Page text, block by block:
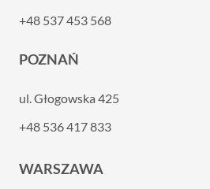
+48 537 453 568
POZNAŃ
ul. Głogowska 425
+48 536 417 833
WARSZAWA